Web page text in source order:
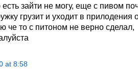
зайти не могу, еще с пивом
грузит и уходит в прилодения
че то с питоном не верно сделал,
at 8:58